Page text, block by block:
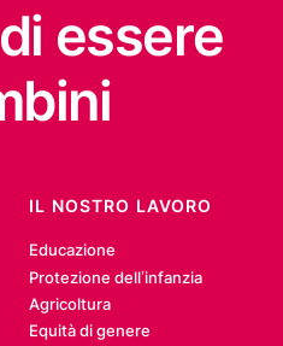
di essere
IL NOSTRO LAVORO
Educazione
Protezione dell’infanzia
Agricoltura
Equità di genere